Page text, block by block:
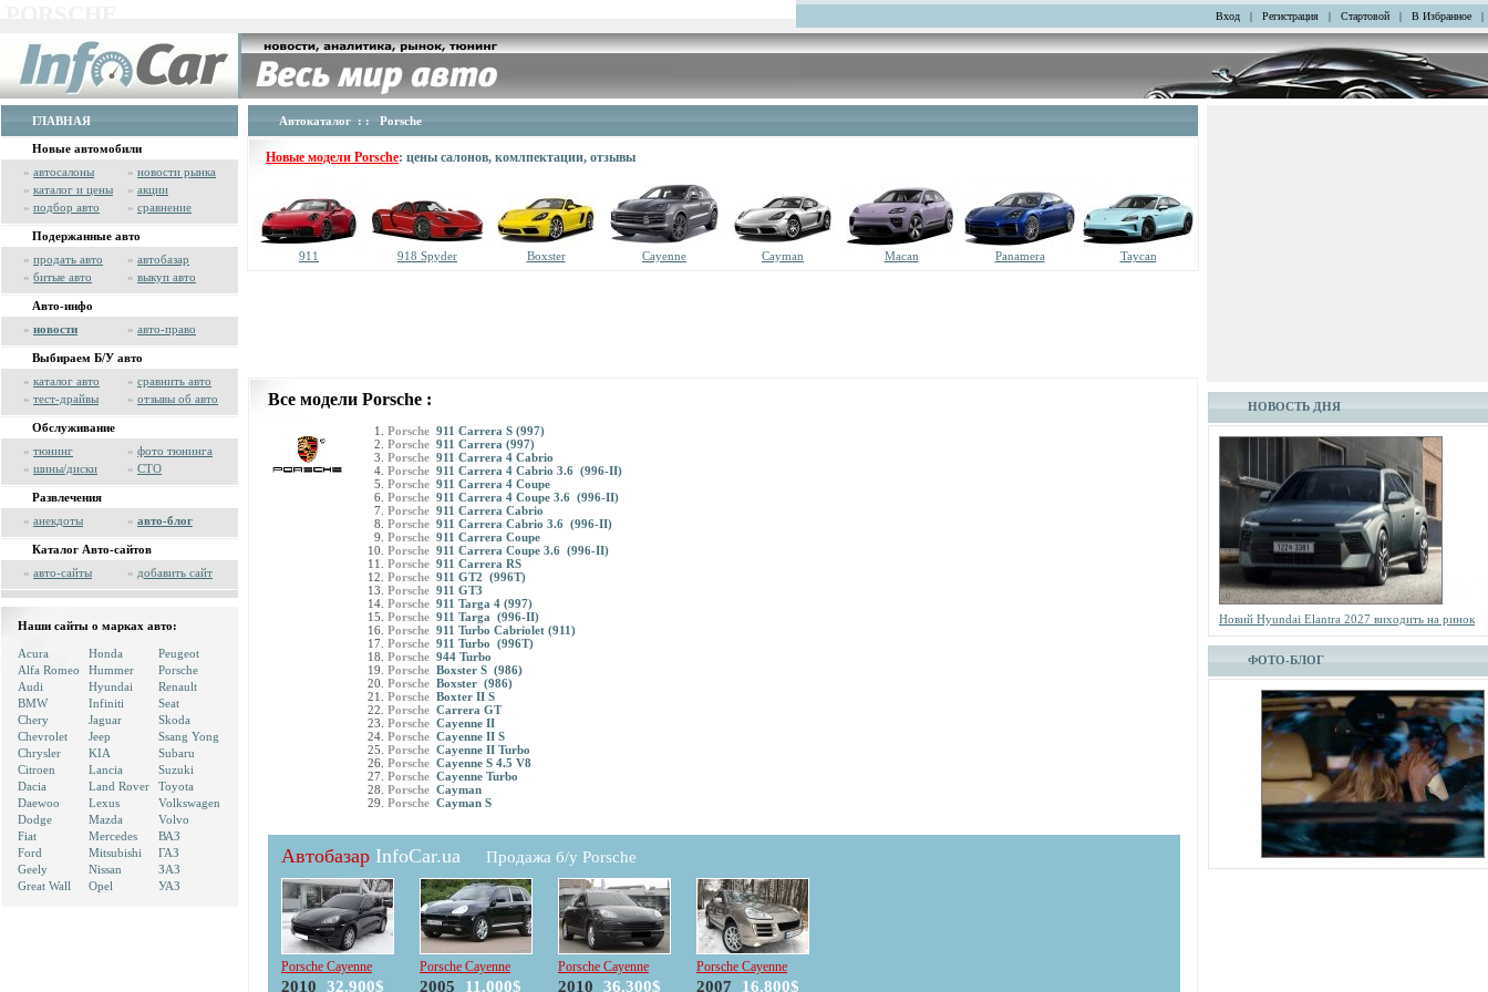
Вход | Регистрация | Стартовой | В Избранное |
ГЛАВНАЯ
Новые автомобили
» автосалоны » новости рынка
» каталог и цены » акции
» подбор авто » сравнение
Подержанные авто
» продать авто » автобазар
» битые авто » выкуп авто
Авто-инфо
» новости » авто-право
Выбираем Б/У авто
» каталог авто » сравнить авто
» тест-драйвы » отзывы об авто
Обслуживание
» тюнинг » фото тюнинга
» шины/диски » СТО
Развлечения
» анекдоты » авто-блог
Каталог Авто-сайтов
» авто-сайты » добавить сайт
Наши сайты о марках авто:
Acura
Alfa Romeo
Audi
BMW
Chery
Chevrolet
Chrysler
Citroen
Dacia
Daewoo
Dodge
Fiat
Ford
Geely
Great Wall
Honda
Hummer
Hyundai
Infiniti
Jaguar
Jeep
KIA
Lancia
Land Rover
Lexus
Mazda
Mercedes
Mitsubishi
Nissan
Opel
Peugeot
Porsche
Renault
Seat
Skoda
Ssang Yong
Subaru
Suzuki
Toyota
Volkswagen
Volvo
ВАЗ
ГАЗ
ЗАЗ
УАЗ
Автокаталог : : Porsche
Новые модели Porsche: цены салонов, комлпектации, отзывы
911 918 Spyder Boxster Cayenne Cayman Macan Panamera Taycan
Все модели Porsche :
Porsche 911 Carrera S (997)
Porsche 911 Carrera (997)
Porsche 911 Carrera 4 Cabrio
Porsche 911 Carrera 4 Cabrio 3.6 (996-II)
Porsche 911 Carrera 4 Coupe
Porsche 911 Carrera 4 Coupe 3.6 (996-II)
Porsche 911 Carrera Cabrio
Porsche 911 Carrera Cabrio 3.6 (996-II)
Porsche 911 Carrera Coupe
Porsche 911 Carrera Coupe 3.6 (996-II)
Porsche 911 Carrera RS
Porsche 911 GT2 (996T)
Porsche 911 GT3
Porsche 911 Targa 4 (997)
Porsche 911 Targa (996-II)
Porsche 911 Turbo Cabriolet (911)
Porsche 911 Turbo (996T)
Porsche 944 Turbo
Porsche Boxster S (986)
Porsche Boxster (986)
Porsche Boxter II S
Porsche Carrera GT
Porsche Cayenne II
Porsche Cayenne II S
Porsche Cayenne II Turbo
Porsche Cayenne S 4.5 V8
Porsche Cayenne Turbo
Porsche Cayman
Porsche Cayman S
Автобазар InfoCar.ua Продажа б/у Porsche
Porsche Cayenne
2010 32.900$
Porsche Cayenne
2005 11.000$
Porsche Cayenne
2010 36.300$
Porsche Cayenne
2007 16.800$
НОВОСТЬ ДНЯ
Новий Hyundai Elantra 2027 виходить на ринок
ФОТО-БЛОГ